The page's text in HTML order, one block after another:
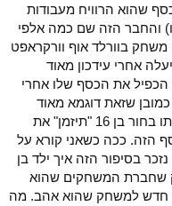
שהוא הרוויח מעבודות
והחבר הזה שם כמה אלפי
בוורלד אוף וורקראפט
אחרי עידכון מאוד
את הכסף שלו אחרי
שזאת דוגמא מאוד
קטנה אבל אני זוכר את זה עד היום כי אותו בחור בן 16 "תיזמן" את
הזה. ככה כשאני קורא על
בסיפור הזה איך ילד בן
שחברת המשחקים שהוא
חדש למשחק שהוא אהב. מה